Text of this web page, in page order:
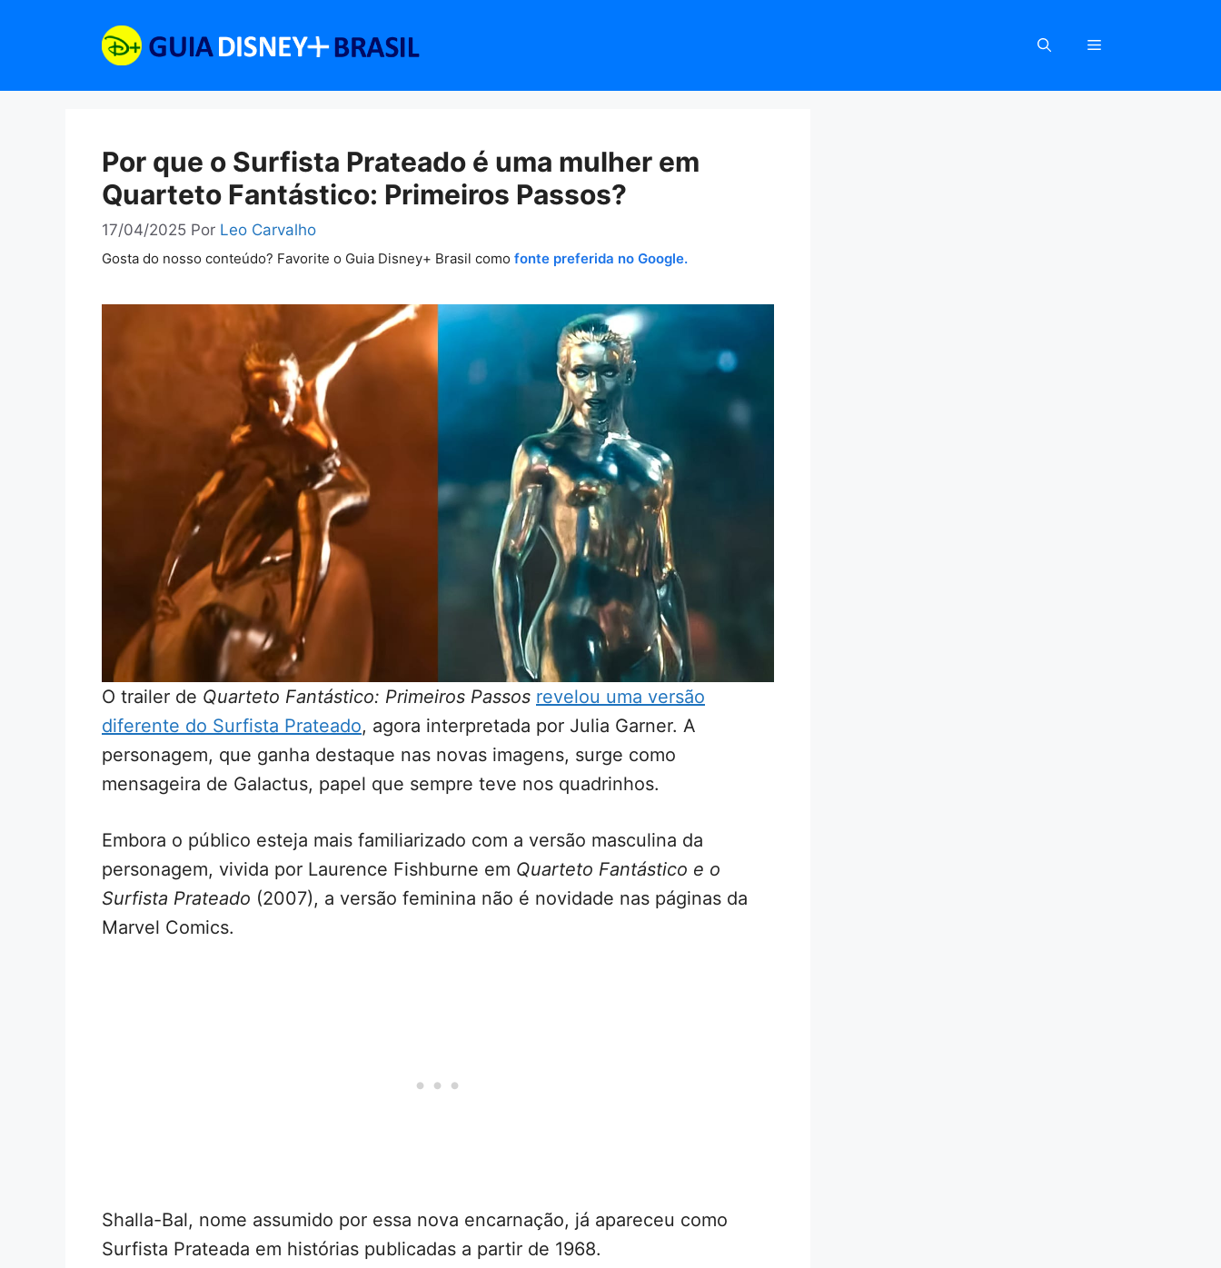
Por que o Surfista Prateado é uma mulher em
Quarteto Fantástico: Primeiros Passos?
17/04/2025 Por Leo Carvalho
Gosta do nosso conteúdo? Favorite o Guia Disney+ Brasil como fonte preferida no Google.
O trailer de Quarteto Fantástico: Primeiros Passos revelou uma versão
diferente do Surfista Prateado, agora interpretada por Julia Garner. A
personagem, que ganha destaque nas novas imagens, surge como
mensageira de Galactus, papel que sempre teve nos quadrinhos.
Embora o público esteja mais familiarizado com a versão masculina da
personagem, vivida por Laurence Fishburne em Quarteto Fantástico e o
Surfista Prateado (2007), a versão feminina não é novidade nas páginas da
Marvel Comics.
Shalla-Bal, nome assumido por essa nova encarnação, já apareceu como
Surfista Prateada em histórias publicadas a partir de 1968.